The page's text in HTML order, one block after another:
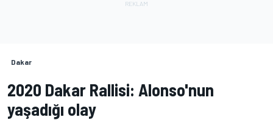
Dakar
2020 Dakar Rallisi: Alonso'nun
yaşadığı olay